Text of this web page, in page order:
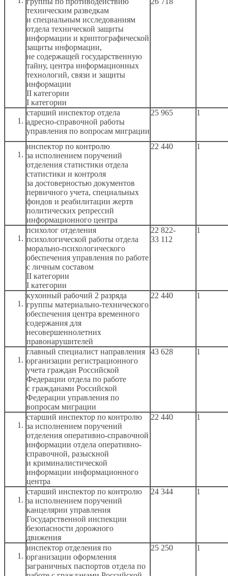
техническим разведкам
и специальным исследованиям
отдела технической защиты
информации и криптографической
защиты информации,
не содержащей государственную
тайну, центра информационных
технологий, связи и защиты
информации
II категории
I категории
старший инспектор отдела
адресно-справочной работы
управления по вопросам миграции
25 965 1
инспектор по контролю
за исполнением поручений
отделения статистики отдела
статистики и контроля
за достоверностью документов
первичного учета, специальных
фондов и реабилитации жертв
политических репрессий
информационного центра
22 440 1
психолог отделения
психологической работы отдела
морально-психологического
обеспечения управления по работе
с личным составом
II категории
I категории
22 822-
33 112
1
кухонный рабочий 2 разряда
группы материально-технического
обеспечения центра временного
содержания для
несовершеннолетних
правонарушителей
22 440 1
главный специалист направления
организации регистрационного
учета граждан Российской
Федерации отдела по работе
с гражданами Российской
Федерации управления по
вопросам миграции
43 628 1
старший инспектор по контролю
за исполнением поручений
отделения оперативно-справочной
информации отдела оперативно-
справочной, разыскной
и криминалистической
информации информационного
центра
22 440 1
старший инспектор по контролю
за исполнением поручений
канцелярии управления
Государственной инспекции
безопасности дорожного
движения
24 344 1
инспектор отделения по
организации оформления
заграничных паспортов отдела по
25 250 1